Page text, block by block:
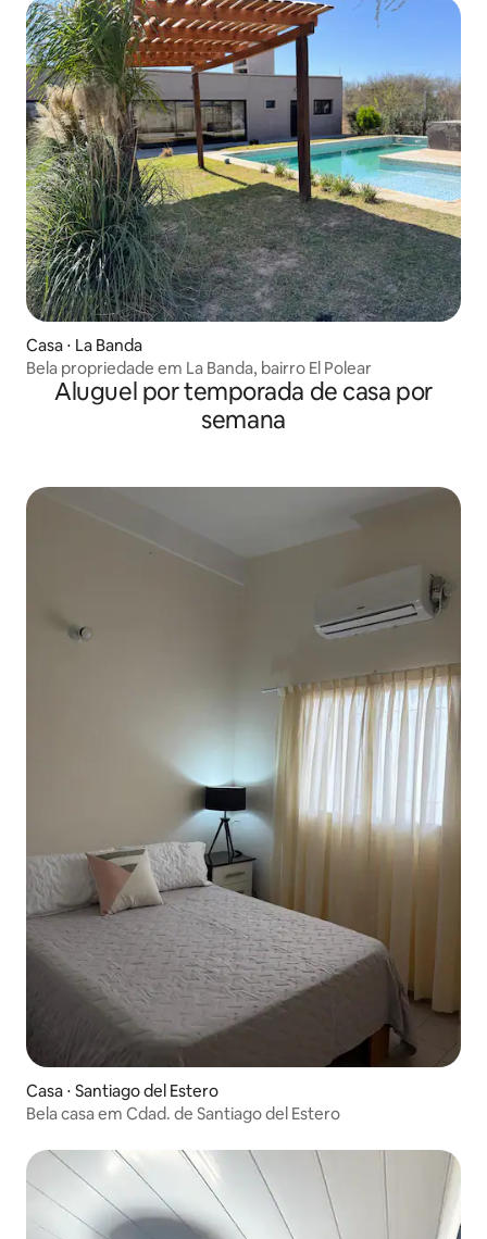
Casa ⋅ La Banda
Bela propriedade em La Banda, bairro El Polear
Aluguel por temporada de casa por
semana
Casa ⋅ Santiago del Estero
Bela casa em Cdad. de Santiago del Estero